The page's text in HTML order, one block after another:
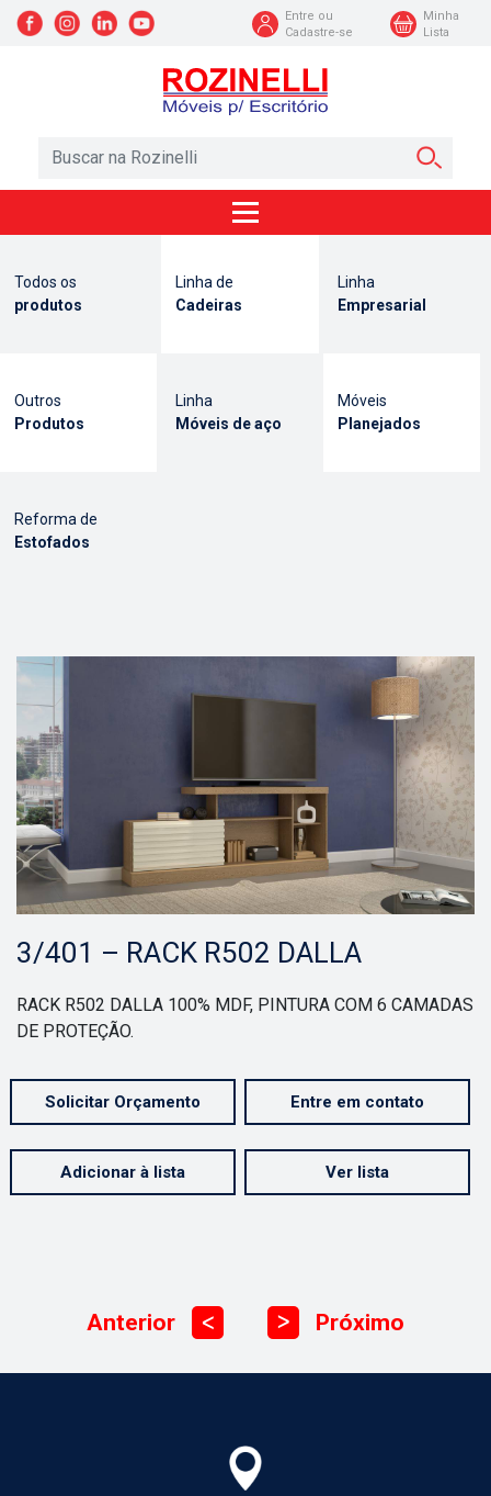
Entre ou
Cadastre-se
Minha
Lista
Todos os
produtos
Linha de
Cadeiras
Linha
Empresarial
Outros
Produtos
Linha
Móveis de aço
Móveis
Planejados
Reforma de
Estofados
3/401 – RACK R502 DALLA
RACK R502 DALLA 100% MDF, PINTURA COM 6 CAMADAS
DE PROTEÇÃO.
Solicitar Orçamento Entre em contato
Adicionar à lista Ver lista
Anterior ᐳ ᐳ Próximo